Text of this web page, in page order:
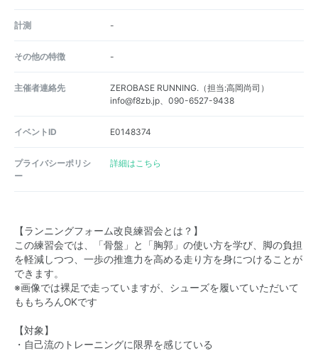
計測 -
その他の特徴 -
主催者連絡先
ZEROBASE RUNNING.（担当:高岡尚司）
info@f8zb.jp、090-6527-9438
イベントID E0148374
プライバシーポリシ
ー
詳細はこちら
【ランニングフォーム改良練習会とは？】
この練習会では、「骨盤」と「胸郭」の使い方を学び、脚の負担
を軽減しつつ、一歩の推進力を高める走り方を身につけることが
できます。
※画像では裸足で走っていますが、シューズを履いていただいて
ももちろんOKです
【対象】
・自己流のトレーニングに限界を感じている